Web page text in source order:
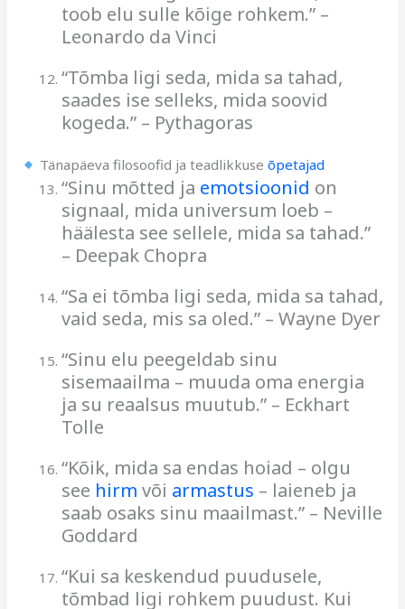
toob elu sulle kõige rohkem.” –
Leonardo da Vinci
“Tõmba ligi seda, mida sa tahad,
saades ise selleks, mida soovid
kogeda.” – Pythagoras
Tänapäeva filosoofid ja teadlikkuseõpetajad
“Sinu mõtted ja emotsioonid on
signaal, mida universum loeb –
häälesta see sellele, mida sa tahad.”
– Deepak Chopra
“Sa ei tõmba ligi seda, mida sa tahad,
vaid seda, mis sa oled.” – Wayne Dyer
“Sinu elu peegeldab sinu
sisemaailma – muuda oma energia
ja su reaalsus muutub.” – Eckhart
Tolle
“Kõik, mida sa endas hoiad – olgu
see hirm või armastus – laieneb ja
saab osaks sinu maailmast.” – Neville
Goddard
“Kui sa keskendud puudusele,
tõmbad ligi rohkem puudust. Kui